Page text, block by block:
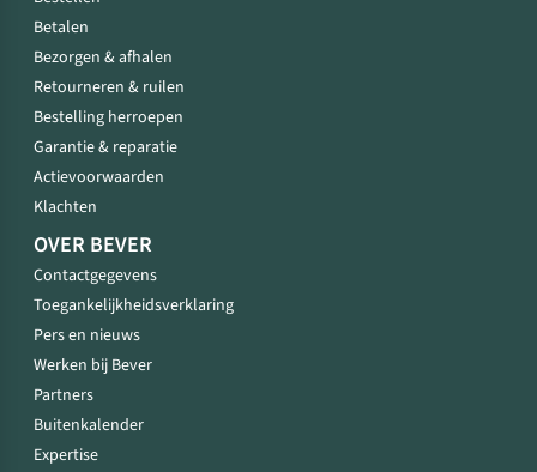
Betalen
Bezorgen & afhalen
Retourneren & ruilen
Bestelling herroepen
Garantie & reparatie
Actievoorwaarden
Klachten
OVER BEVER
Contactgegevens
Toegankelijkheidsverklaring
Pers en nieuws
Werken bij Bever
Partners
Buitenkalender
Expertise